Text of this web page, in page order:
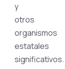
y
otros
organismos
estatales
significativos.